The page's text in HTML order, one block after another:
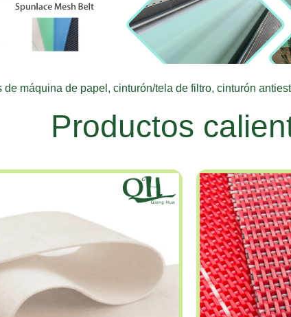
máquina de papel, cinturón/tela de filtro, cinturón
Productos